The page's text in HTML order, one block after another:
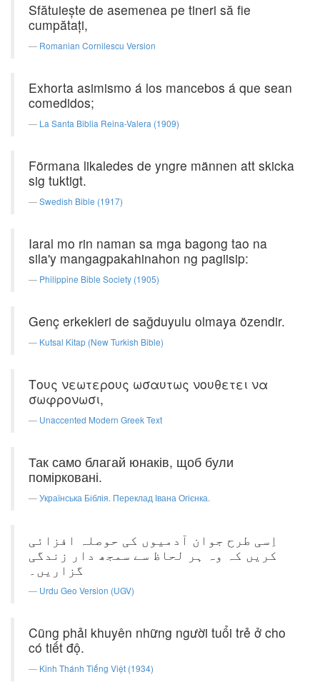
Sfătuieşte de asemenea pe tineri să fie
cumpătaţi,
Romanian Cornilescu Version
Exhorta asimismo á los mancebos á que sean
comedidos;
La Santa Biblia Reina-Valera (1909)
Förmana likaledes de yngre männen att skicka
sig tuktigt.
Swedish Bible (1917)
Iaral mo rin naman sa mga bagong tao na
sila'y mangagpakahinahon ng pagiisip:
Philippine Bible Society (1905)
Genç erkekleri de sağduyulu olmaya özendir.
Kutsal Kitap (New Turkish Bible)
Τους νεωτερους ωσαυτως νουθετει να
σωφρονωσι,
Unaccented Modern Greek Text
Так само благай юнаків, щоб були
помірковані.
Українська Біблія. Переклад Івана Огієнка.
اِسی طرح جوان آدمیوں کی حوصلہ افزائی
کریں کہ وہ ہر لحاظ سے سمجھ دار زندگی
گزاریں۔
Urdu Geo Version (UGV)
Cũng phải khuyên những người tuổi trẻ ở cho
có tiết độ.
Kinh Thánh Tiếng Việt (1934)